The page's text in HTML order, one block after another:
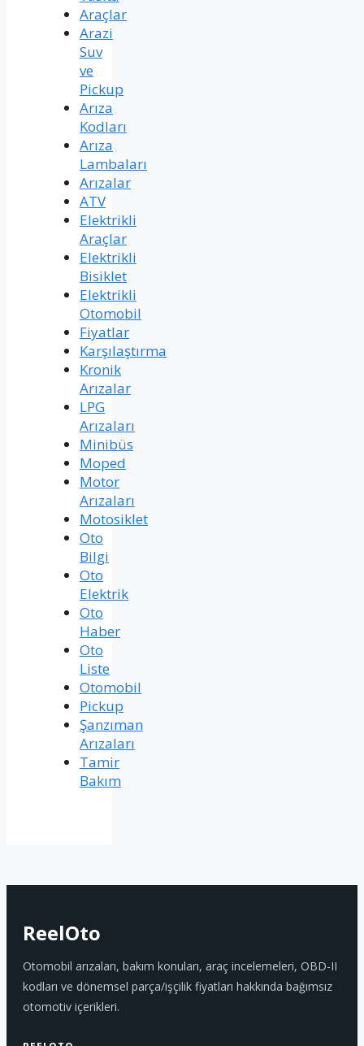
Araçlar
Arazi
Suv
ve
Pickup
Arıza
Kodları
Arıza
Lambaları
Arızalar
ATV
Elektrikli
Araçlar
Elektrikli
Bisiklet
Elektrikli
Otomobil
Fiyatlar
Karşılaştırma
Kronik
Arızalar
LPG
Arızaları
Minibüs
Moped
Motor
Arızaları
Motosiklet
Oto
Bilgi
Oto
Elektrik
Oto
Haber
Oto
Liste
Otomobil
Pickup
Şanzıman
Arızaları
Tamir
Bakım
ReelOto
Otomobil arızaları, bakım konuları, araç incelemeleri, OBD-II
kodları ve dönemsel parça/işçilik fiyatları hakkında bağımsız
otomotiv içerikleri.